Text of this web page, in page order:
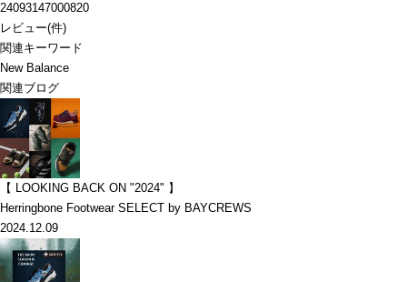
24093147000820
レビュー(件)
関連キーワード
New Balance
関連ブログ
【 LOOKING BACK ON "2024" 】
Herringbone Footwear SELECT by BAYCREWS
2024.12.09